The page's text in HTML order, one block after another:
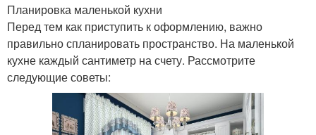
Планировка маленькой кухни
Перед тем как приступить к оформлению, важно
правильно спланировать пространство. На маленькой
кухне каждый сантиметр на счету. Рассмотрите
следующие советы: